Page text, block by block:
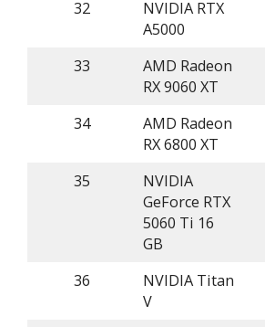
32
NVIDIA RTX
A5000
33
AMD Radeon
RX 9060 XT
34
AMD Radeon
RX 6800 XT
35
NVIDIA
GeForce RTX
5060 Ti 16
GB
36
NVIDIA Titan
V